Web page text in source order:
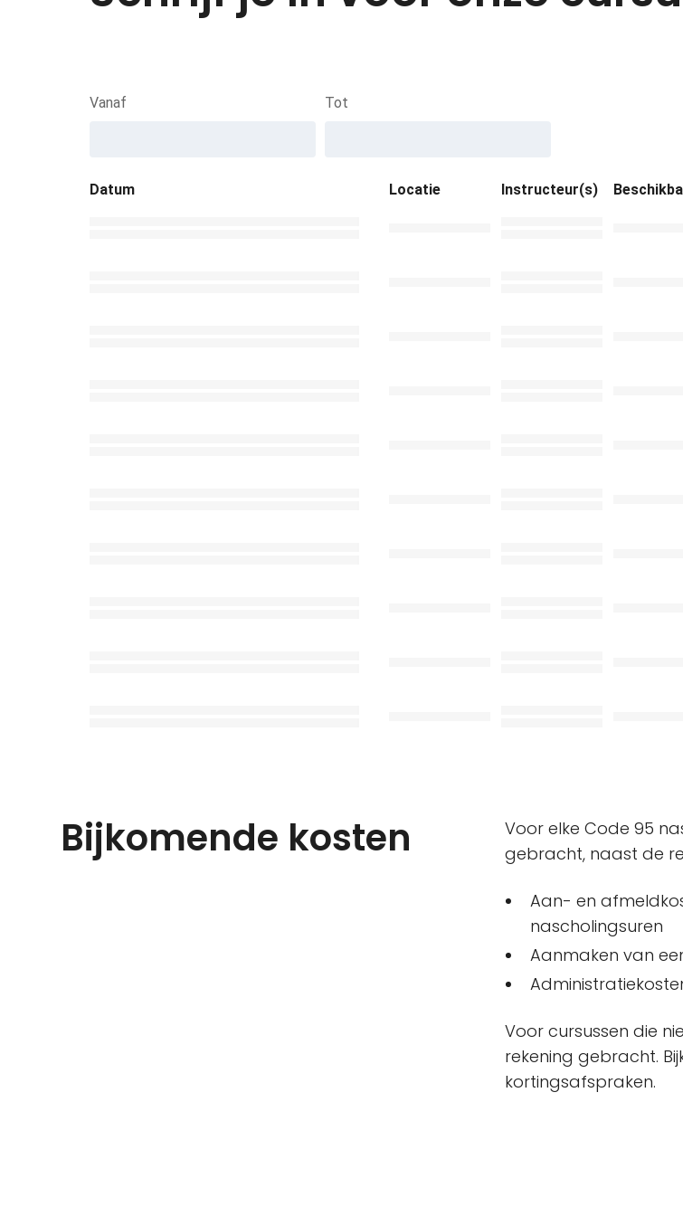
Vanaf Tot
Datum Locatie Instructeur(s)
Bijkomende kosten
Voor elke Code 95
gebracht, naast de
Aan- en
nascholingsuren
Aanmaken van
Voor cursussen die
rekening gebracht.
kortingsafspraken.